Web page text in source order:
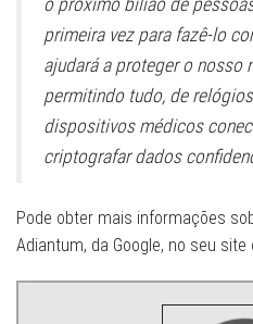
o próximo bilião de
primeira vez para fazê-lo
ajudará a proteger o nosso
permitindo tudo, de
dispositivos médicos
criptografar dados
Pode obter mais informações
Adiantum, da Google, no seu